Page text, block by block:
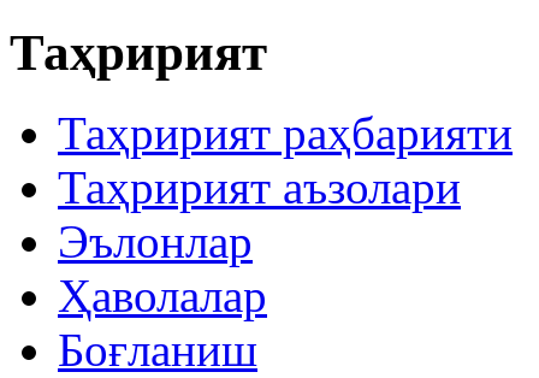
Таҳририят
Таҳририят раҳбарияти
Таҳририят аъзолари
Эълонлар
Ҳаволалар
Боғланиш